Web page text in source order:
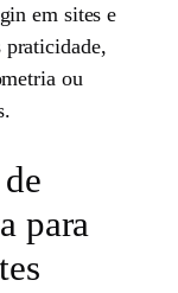
em sites e
praticidade,
ou
para